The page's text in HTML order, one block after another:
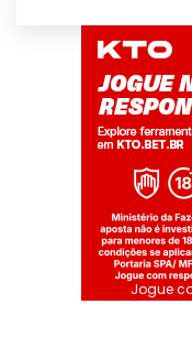
Jogue